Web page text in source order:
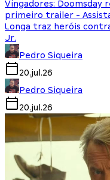
Vingadores: Doomsday
primeiro trailer -
Longa traz heróis
Jr.
Pedro Siqueira
20.jul.26
Pedro Siqueira
20.jul.26